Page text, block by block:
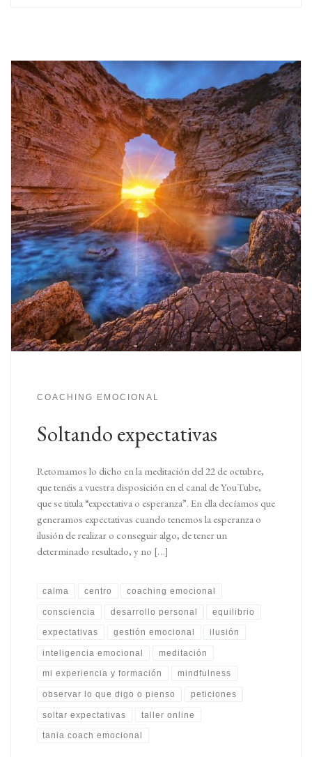
COACHING EMOCIONAL
Soltando expectativas
Retomamos lo dicho en la meditación del 22 de octubre,
que tenéis a vuestra disposición en el canal de YouTube,
que se titula “expectativa o esperanza”. En ella decíamos que
generamos expectativas cuando tenemos la esperanza o
ilusión de realizar o conseguir algo, de tener un
determinado resultado, y no […]
calma centro coaching emocional
consciencia desarrollo personal equilibrio
expectativas gestión emocional ilusión
inteligencia emocional meditación
mi experiencia y formación mindfulness
observar lo que digo o pienso peticiones
soltar expectativas taller online
tania coach emocional